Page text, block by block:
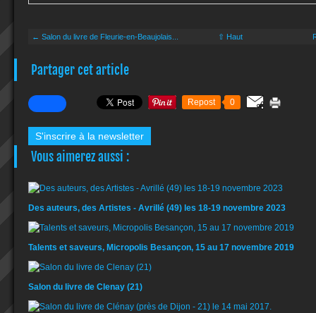
← Salon du livre de Fleurie-en-Beaujolais... ⇧ Haut
Partager cet article
Repost 0
S'inscrire à la newsletter
Vous aimerez aussi :
Des auteurs, des Artistes - Avrillé (49) les 18-19 novembre 2023
Talents et saveurs, Micropolis Besançon, 15 au 17 novembre 2019
Salon du livre de Clenay (21)